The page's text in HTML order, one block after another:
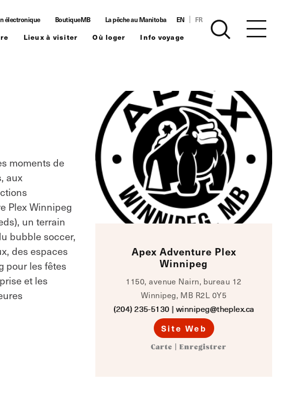
électronique BoutiqueMB La pêche au Manitoba FR
EN
Lieux à visiter Où loger Info voyage
Apex Adventure Plex
Winnipeg
1150, avenue Nairn, bureau 12
Winnipeg, MB R2L 0Y5
(204) 235-5130 | winnipeg@theplex.ca
Site Web
Carte Enregistrer
moments de
aux
Plex Winnipeg
un terrain
bubble soccer,
des espaces
pour les fêtes
et les